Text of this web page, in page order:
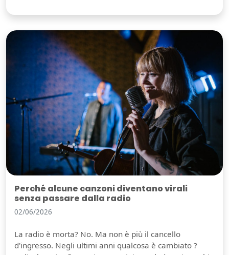
Perché alcune canzoni diventano virali
senza passare dalla radio
02/06/2026
La radio è morta? No. Ma non è più il cancello
d'ingresso. Negli ultimi anni qualcosa è cambiato ?